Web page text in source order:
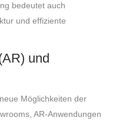
bedeutet auch
und effiziente
und
Möglichkeiten der
AR-Anwendungen